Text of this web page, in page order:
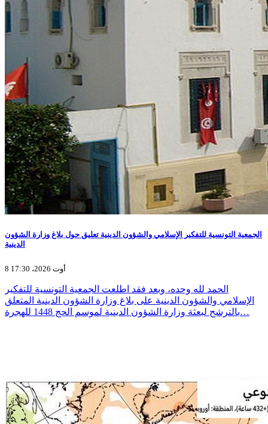
الجمعية التونسية للتفكير الإسلامي والشؤون الدينية تعليق حول بلاغ وزارة الشؤون
الدينية
8 أوت 2026، 17:30
الحمد لله وحده، وبعد فقد اطلعت الجمعية التونسية للتفكير
الإسلامي والشؤون الدينية على بلاغ وزارة الشؤون الدينية المتعلق
بالترشح لبعثة وزارة الشؤون الدينية لموسم الحج 1448 للهجرة…